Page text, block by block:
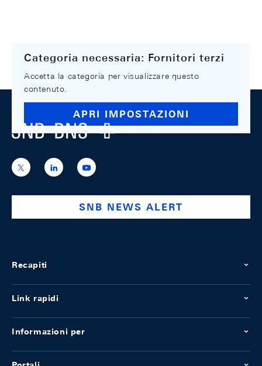
Categoria necessaria: Fornitori terzi
Accetta la categoria per visualizzare questo
contenuto.
APRI IMPOSTAZIONI
Footer
Logo
https://x.com/snb_bns
https://ch.linkedin.com/company/swiss-
national-
https://www.youtube.com/
SNB NEWS ALERT
Recapiti
Link rapidi
Informazioni per